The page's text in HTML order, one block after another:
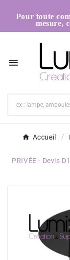
Pour toute
mesure,

Accueil
PRIVÉE - Devis